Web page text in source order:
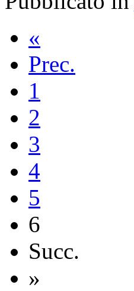
«
Prec.
1
2
3
4
5
6
Succ.
»